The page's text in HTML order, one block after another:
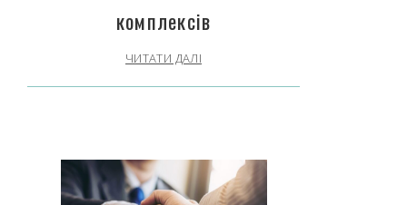
комплексів
ЧИТАТИ ДАЛІ